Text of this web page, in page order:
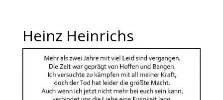
Heinz Heinrichs